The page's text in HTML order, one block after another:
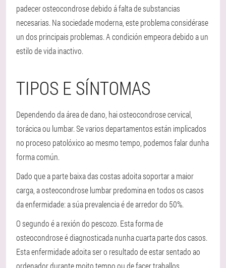
padecer osteocondrose debido á falta de substancias
necesarias. Na sociedade moderna, este problema considérase
un dos principais problemas. A condición empeora debido a un
estilo de vida inactivo.
TIPOS E SÍNTOMAS
Dependendo da área de dano, hai osteocondrose cervical,
torácica ou lumbar. Se varios departamentos están implicados
no proceso patolóxico ao mesmo tempo, podemos falar dunha
forma común.
Dado que a parte baixa das costas adoita soportar a maior
carga, a osteocondrose lumbar predomina en todos os casos
da enfermidade: a súa prevalencia é de arredor do 50%.
O segundo é a rexión do pescozo. Esta forma de
osteocondrose é diagnosticada nunha cuarta parte dos casos.
Esta enfermidade adoita ser o resultado de estar sentado ao
ordenador durante moito tempo ou de facer traballos